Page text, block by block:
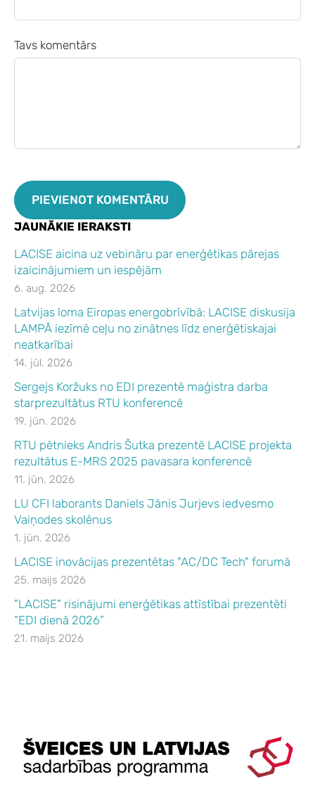
JAUNĀKIE IERAKSTI
LACISE aicina uz vebināru par enerģētikas pārejas
izaicinājumiem un iespējām
6. aug. 2026
Latvijas loma Eiropas energobrīvībā: LACISE diskusija
LAMPĀ iezīmē ceļu no zinātnes līdz enerģētiskajai
neatkarībai
14. jūl. 2026
Sergejs Koržuks no EDI prezentē maģistra darba
starprezultātus RTU konferencē
19. jūn. 2026
RTU pētnieks Andris Šutka prezentē LACISE projekta
rezultātus E-MRS 2025 pavasara konferencē
11. jūn. 2026
LU CFI laborants Daniels Jānis Jurjevs iedvesmo
Vaiņodes skolēnus
1. jūn. 2026
LACISE inovācijas prezentētas "AC/DC Tech" forumā
25. maijs 2026
"LACISE" risinājumi enerģētikas attīstībai prezentēti
“EDI dienā 2026”
21. maijs 2026
Tavs komentārs